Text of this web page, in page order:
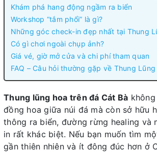
Khám phá hang động ngầm ra biển
Workshop “tắm phổi” là gì?
Những góc check-in đẹp nhất tại Thung
Có gì chơi ngoài chụp ảnh?
Giá vé, giờ mở cửa và chi phí tham quan
FAQ – Câu hỏi thường gặp về Thung
Thung lũng hoa trên đá Cát Bà
đồng hoa giữa núi đá mà còn sở hữu
thông ra biển, đường rừng healing và
in rất khác biệt. Nếu bạn muốn tìm
gần thiên nhiên và ít đông đúc hơn ở